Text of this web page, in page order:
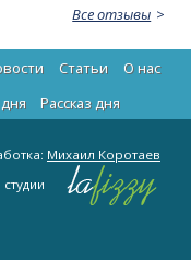
Все отзывы
Статьи
О нас
Рассказ дня
Михаил Коротаев